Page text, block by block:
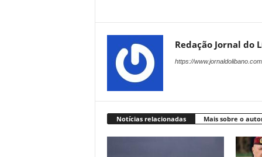
Redação Jornal do
https://
Notícias relacionadas Mais sobre o